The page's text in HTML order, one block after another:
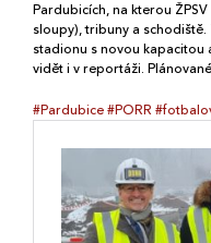
Pardubicích, na kterou
sloupy), tribuny a
stadionu s novou kapacitou
vidět i v reportáži.
#Pardubice#PORR